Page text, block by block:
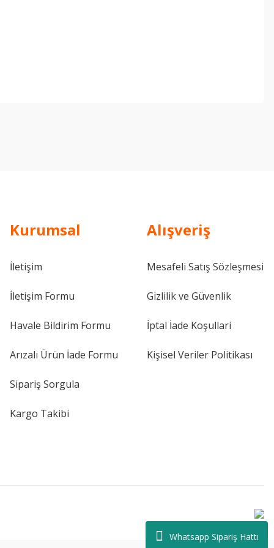
Whatsapp Sipariş Hattı
Kurumsal
İletişim
İletişim Formu
Havale Bildirim Formu
Arızalı Ürün İade Formu
Sipariş Sorgula
Kargo Takibi
Alışveriş
Mesafeli Satış Sözleşmesi
Gizlilik ve Güvenlik
İptal İade Koşullari
Kişisel Veriler Politikası